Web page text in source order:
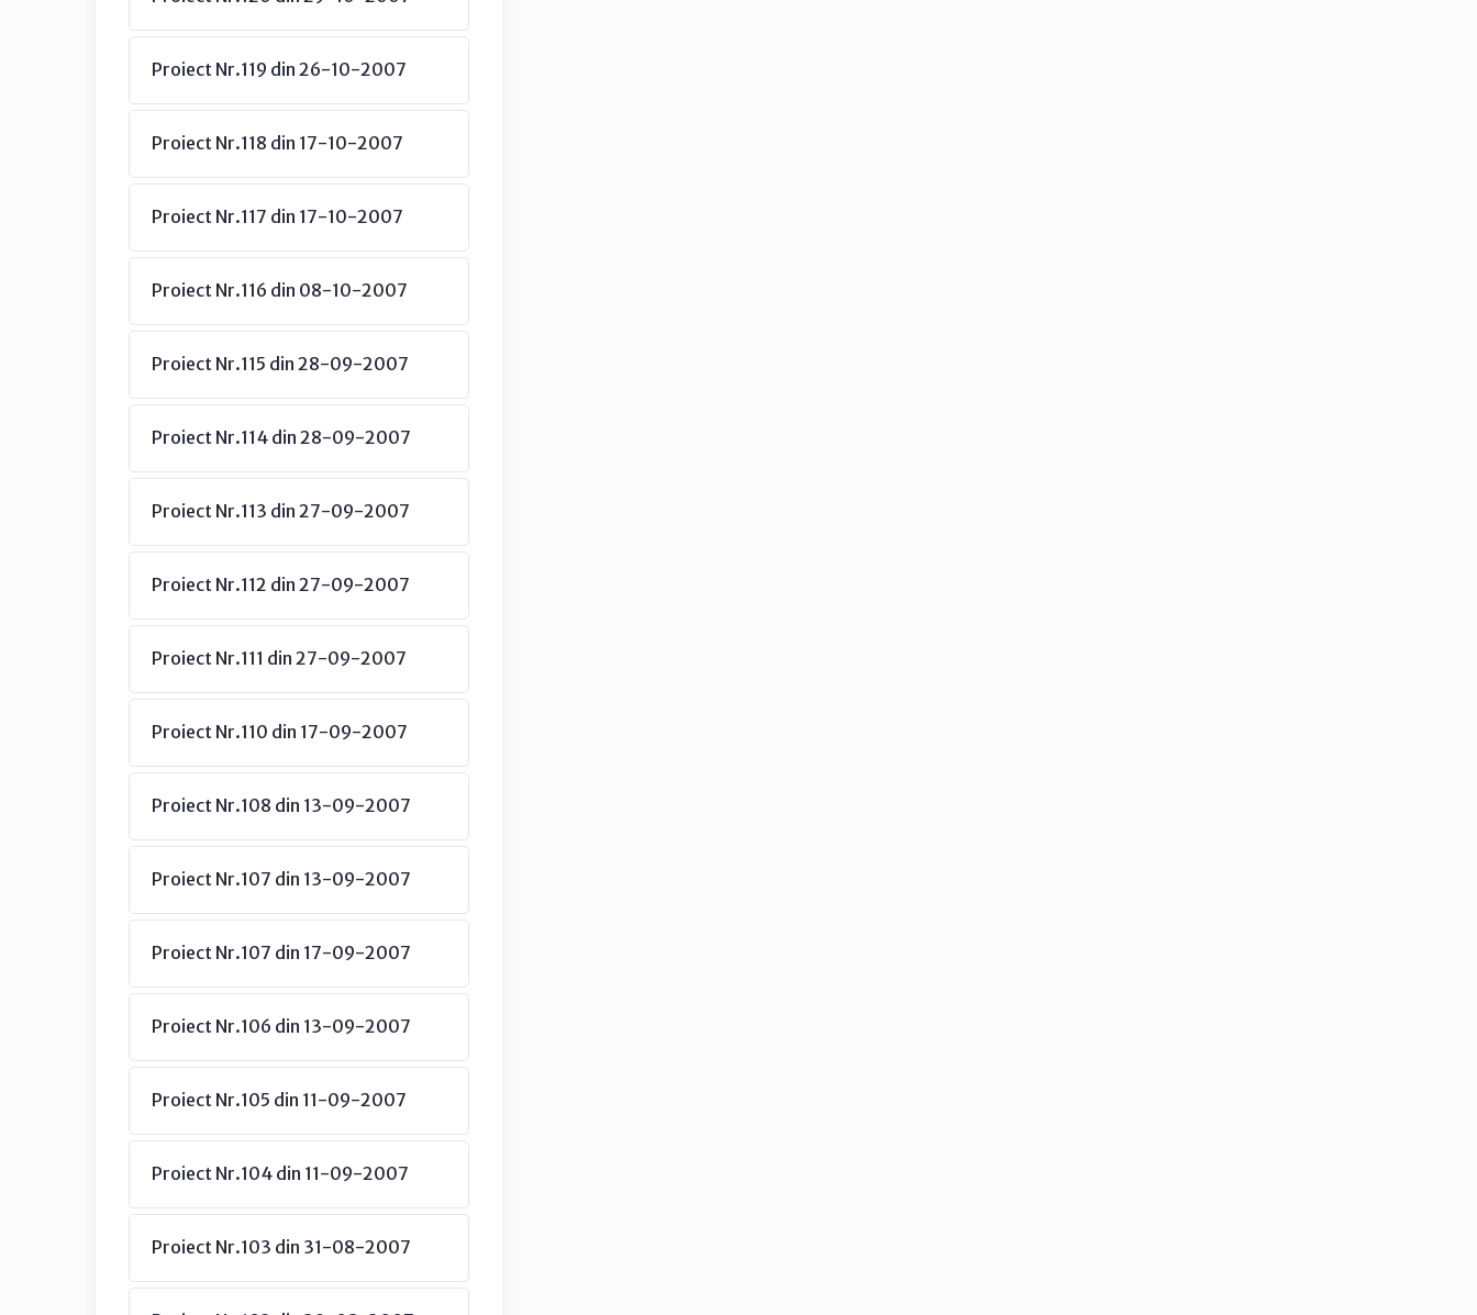
Proiect Nr.119 din 26-10-2007
Proiect Nr.118 din 17-10-2007
Proiect Nr.117 din 17-10-2007
Proiect Nr.116 din 08-10-2007
Proiect Nr.115 din 28-09-2007
Proiect Nr.114 din 28-09-2007
Proiect Nr.113 din 27-09-2007
Proiect Nr.112 din 27-09-2007
Proiect Nr.111 din 27-09-2007
Proiect Nr.110 din 17-09-2007
Proiect Nr.108 din 13-09-2007
Proiect Nr.107 din 13-09-2007
Proiect Nr.107 din 17-09-2007
Proiect Nr.106 din 13-09-2007
Proiect Nr.105 din 11-09-2007
Proiect Nr.104 din 11-09-2007
Proiect Nr.103 din 31-08-2007